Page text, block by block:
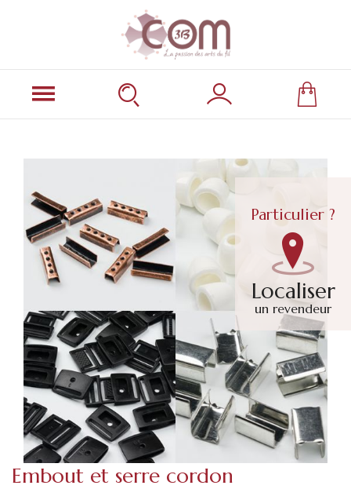
Particulier ?
Localiser
un revendeur
Embout et serre cordon